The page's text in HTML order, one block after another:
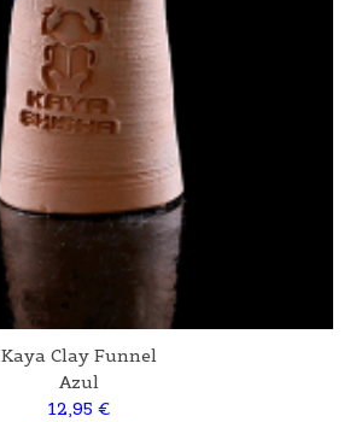
Kaya Clay Funnel
Azul
12,95 €